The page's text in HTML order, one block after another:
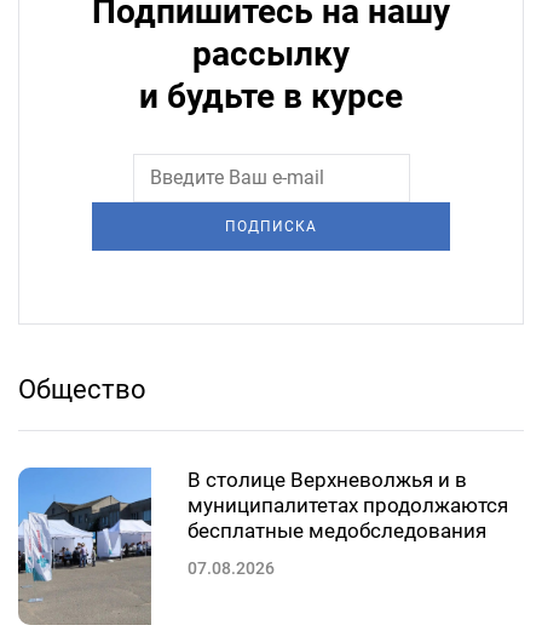
Подпишитесь на нашу
рассылку
и будьте в курсе
ПОДПИСКА
Общество
В столице Верхневолжья и в
муниципалитетах продолжаются
бесплатные медобследования
07.08.2026